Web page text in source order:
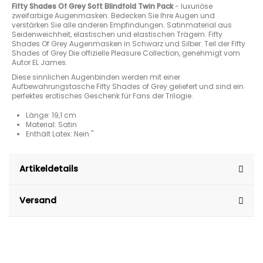
Fifty Shades Of Grey Soft Blindfold Twin Pack- luxuriöse
zweifarbige Augenmasken. Bedecken Sie Ihre Augen und
verstärken Sie alle anderen Empfindungen. Satinmaterial aus
Seidenweichheit, elastischen und elastischen Trägern. Fifty
Shades Of Grey Augenmasken in Schwarz und Silber. Teil der Fifty
Shades of Grey Die offizielle Pleasure Collection, genehmigt vom
Autor EL James.
Diese sinnlichen Augenbinden werden mit einer
Aufbewahrungstasche Fifty Shades of Grey geliefert und sind ein
perfektes erotisches Geschenk für Fans der Trilogie.
Länge: 19,1 cm
Material: Satin
Enthält Latex: Nein "
Artikeldetails
Versand